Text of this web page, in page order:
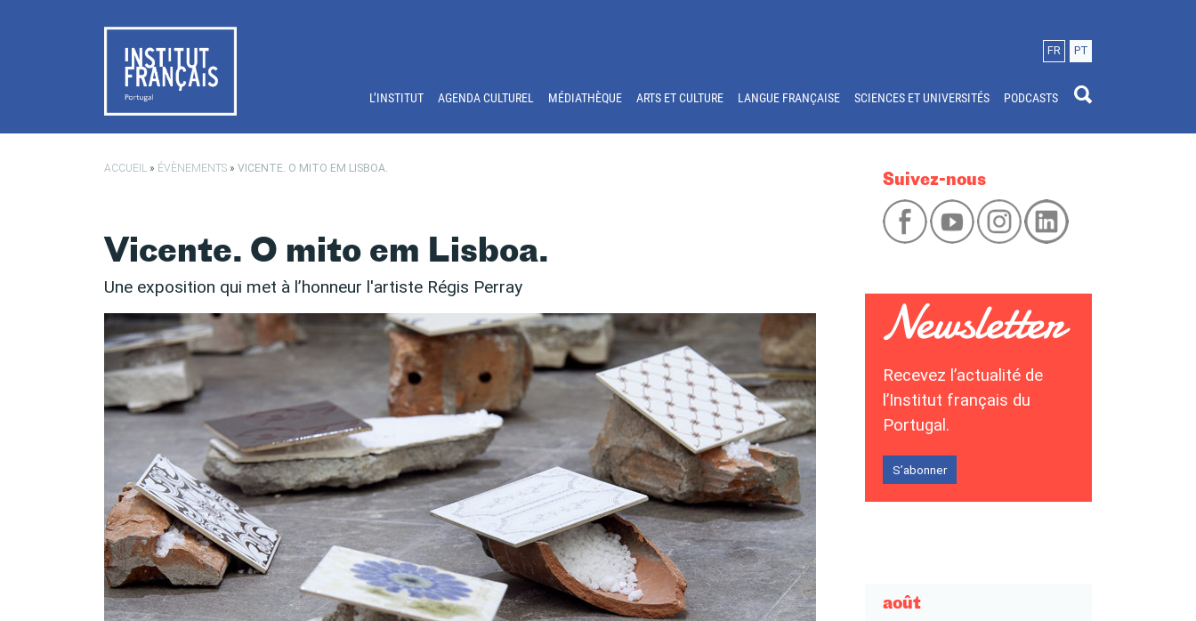
FR PT
L’INSTITUT AGENDA CULTUREL MÉDIATHÈQUE ARTS ET CULTURE LANGUE FRANÇAISE SCIENCES ET UNIVERSITÉS PODCASTS
ACCUEIL » ÉVÈNEMENTS » VICENTE. O MITO EM LISBOA.
Vicente. O mito em Lisboa.
Une exposition qui met à l’honneur l'artiste Régis Perray
Suivez-nous
Recevez l’actualité de
l’Institut français du
Portugal.
S’abonner
août